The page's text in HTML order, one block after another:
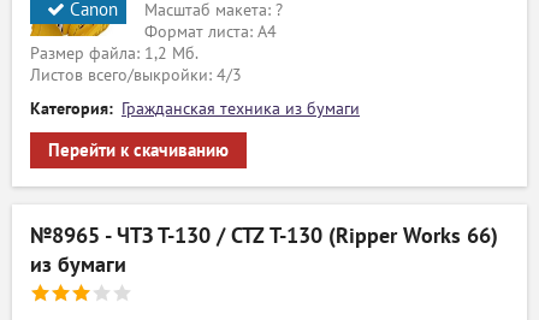
Canon
Масштаб макета: ?
Формат листа: А4
Размер файла: 1,2 Мб.
Листов всего/выкройки: 4/3
Категория: Гражданская техника из бумаги
Перейти к скачиванию
№8965 - ЧТЗ Т-130 / CTZ T-130 (Ripper Works 66)
из бумаги